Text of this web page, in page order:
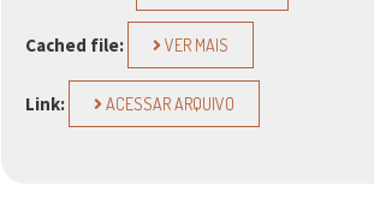
Cached file: VER MAIS
Link: ACESSAR ARQUIVO